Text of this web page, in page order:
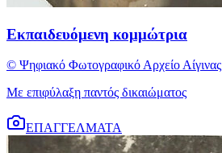
Εκπαιδευόμενη κομμώτρια
© Ψηφιακό Φωτογραφικό Αρχείο Αίγινας
Με επιφύλαξη παντός δικαιώματος
ΕΠΑΓΓΕΛΜΑΤΑ